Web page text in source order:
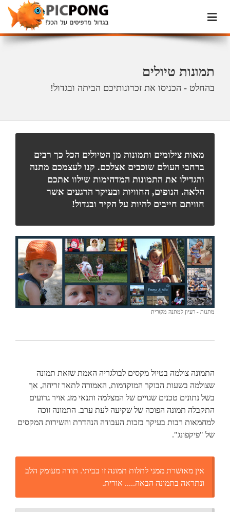
תמונות טיולים
בהחלט - הכניסו את זכרונותיכם הביתה ובגדול!
מאות צילומים ותמונות מן הטיולים הכל כך רבים
ברחבי העולם שוכבים אצלכם. קנו לעצמכם מתנה
והגדילו את התמונות המדהימות שילוו אתכם
הלאה. הנופים, החוויות ובעיקר הרגעים אשר
חוויתם חייבים להיות על הקיר ובגדול!
מתנות - רעיון למתנה מקורית
התמונה צולמה בטיול מקסים לבולגריה האמת שזאת תמונה
שצולמה בשעות הבוקר המוקדמות, האמורה לתאר זריחה, אך
בשל נתונים טכנים שגויים של המצלמה ותנאי מזג אויר גרועים
התקבלה תמונה הפוכה של שקיעה לעת ערב. התמונה זוכה
למחמאות רבות בעיקר בזכות העבודה הנהדרת והשירות המקסים
של "פיקפונג".
אין מאושרת ממני לתלות תמונה זו בביתי. תודה מעומק הלב
ונתראה בתמונה הבאה..... אורית.